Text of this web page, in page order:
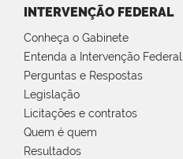
INTERVENÇÃO FEDERAL
Conheça o Gabinete
Entenda a Intervenção Federal
Perguntas e Respostas
Legislação
Licitações e contratos
Quem é quem
Resultados